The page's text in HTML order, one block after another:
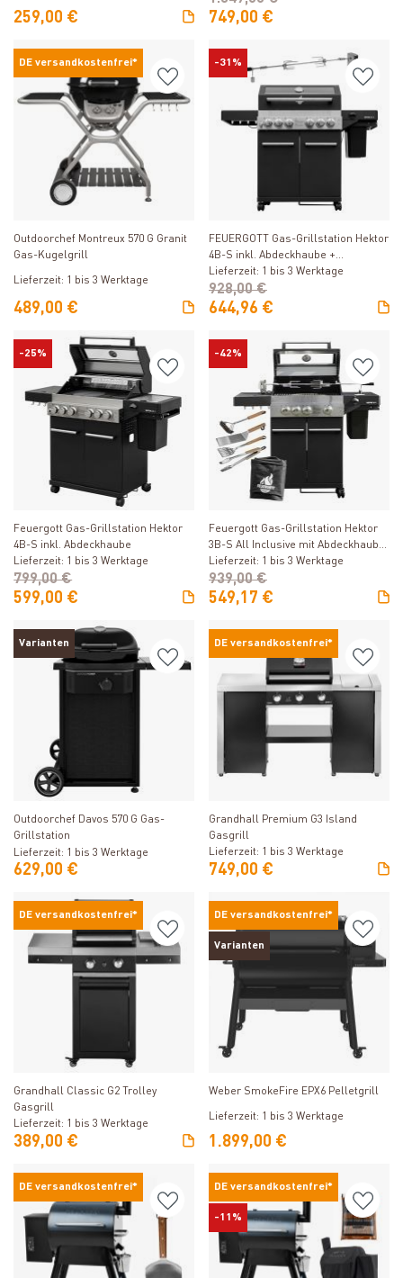
259,00 € 749,00 €
DE versandkostenfrei*
Produkt ansehen
Outdoorchef Montreux 570 G Granit
Gas-Kugelgrill
Lieferzeit: 1 bis 3 Werktage
489,00 €
-31%
Produkt ansehen
FEUERGOTT Gas-Grillstation Hektor
4B-S inkl. Abdeckhaube +
Drehspieß
Lieferzeit: 1 bis 3 Werktage
644,96 €
928,00 €
-25%
Produkt ansehen
Feuergott Gas-Grillstation Hektor
4B-S inkl. Abdeckhaube
Lieferzeit: 1 bis 3 Werktage
599,00 €
799,00 €
-42%
Produkt ansehen
Feuergott Gas-Grillstation Hektor
3B-S All Inclusive mit Abdeckhaube,
Drehspieß und 4-teiligem
Grillbesteck
Lieferzeit: 1 bis 3 Werktage
549,17 €
939,00 €
Varianten
Produkt ansehen
Outdoorchef Davos 570 G Gas-
Grillstation
Lieferzeit: 1 bis 3 Werktage
629,00 €
DE versandkostenfrei*
Grandhall Premium G3 Island
Gasgrill
Lieferzeit: 1 bis 3 Werktage
749,00 €
DE versandkostenfrei*
Produkt ansehen
Grandhall Classic G2 Trolley
Gasgrill
Lieferzeit: 1 bis 3 Werktage
389,00 €
DE versandkostenfrei*
Varianten
Weber SmokeFire EPX6 Pelletgrill
Lieferzeit: 1 bis 3 Werktage
1.899,00 €
DE versandkostenfrei* DE versandkostenfrei*
-11%